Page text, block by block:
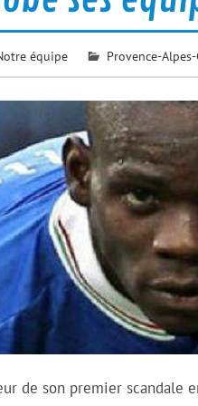
équipe Provence-
de son premier scandale